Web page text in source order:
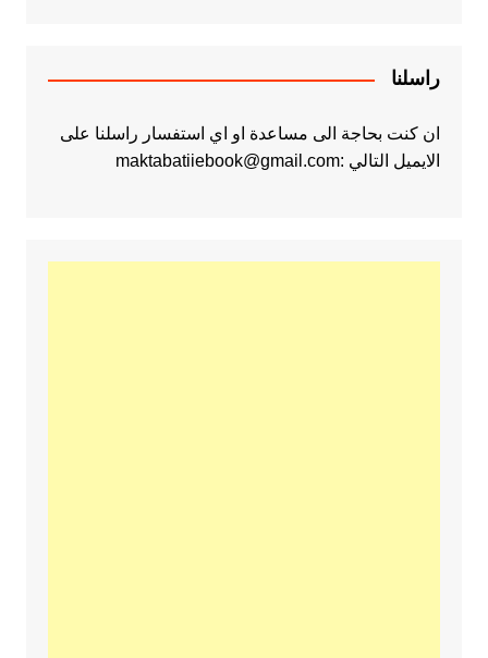
راسلنا
ان كنت بحاجة الى مساعدة او اي استفسار راسلنا على
الايميل التالي :maktabatiiebook@gmail.com